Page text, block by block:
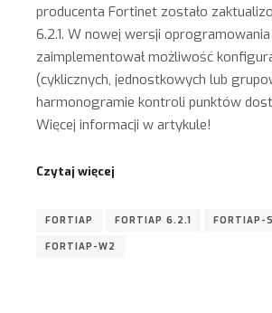
producenta Fortinet zostało
6.2.1. W nowej wersji
zaimplementował możliwość
(cyklicznych, jednostkowych lub
harmonogramie kontroli punktów
Więcej informacji w artykule!
Czytaj więcej
FORTIAP FORTIAP 6.2.1 FORTIAP-S
FORTIAP-W2